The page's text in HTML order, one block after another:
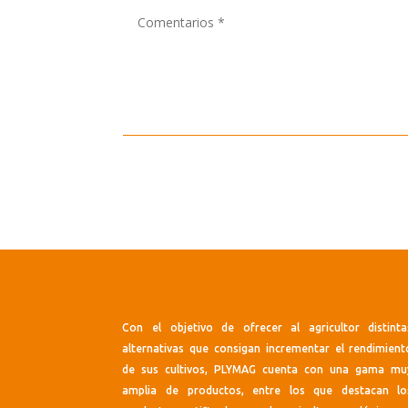
Con el objetivo de ofrecer al agricultor
alternativas que consigan incrementar el
de sus cultivos, PLYMAG cuenta con una gama
amplia de productos, entre los que destacan